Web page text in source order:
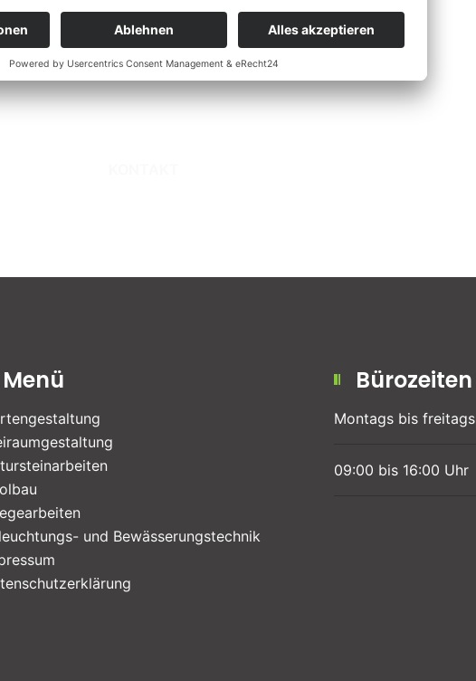
Kontakt zu uns
Menü
und Bewässerungstechnik
Bürozeiten
Montags bis freitags
09:00 bis 16:00 Uhr